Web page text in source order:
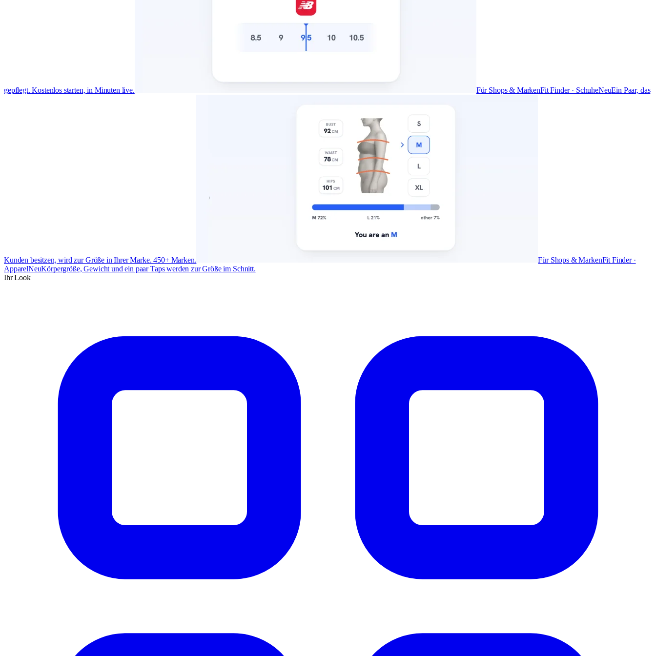
gepflegt. Kostenlos starten, in Minuten live. Für Shops & MarkenFit Finder · SchuheNeuEin Paar, das
Kunden besitzen, wird zur Größe in Ihrer Marke. 450+ Marken. Für Shops & MarkenFit Finder ·
ApparelNeuKörpergröße, Gewicht und ein paar Taps werden zur Größe im Schnitt.
Ihr Look